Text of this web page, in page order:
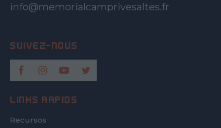
info@memorialcamprivesaltes.fr
LINKS RÀPIDS
Recursos